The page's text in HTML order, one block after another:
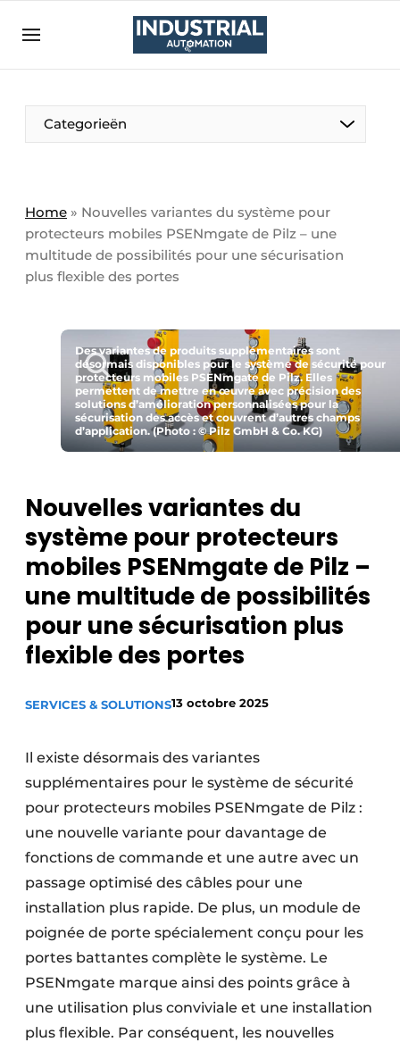
Contact
Direct contact
Emploi
Enregistrer une offre demploi
Entreprises
Merci de votre inscription
S’inscrire
Home
Meest gelezen
Newsletter
Podcasts
Privacy / Cookie statement
S’inscrire
Termes et conditions
Video’s
Categorieën
Home » Nouvelles variantes du système pour
protecteurs mobiles PSENmgate de Pilz – une
multitude de possibilités pour une sécurisation
plus flexible des portes
Des variantes de produits supplémentaires sont
désormais disponibles pour le système de sécurité pour
protecteurs mobiles PSENmgate de Pilz. Elles
permettent de mettre en œuvre avec précision des
solutions d’amélioration personnalisées pour la
sécurisation des accès et couvrent d’autres champs
d’application. (Photo : © Pilz GmbH & Co. KG)
Nouvelles variantes du
système pour protecteurs
mobiles PSENmgate de Pilz –
une multitude de possibilités
pour une sécurisation plus
flexible des portes
SERVICES & SOLUTIONS13 octobre 2025
Il existe désormais des variantes
supplémentaires pour le système de sécurité
pour protecteurs mobiles PSENmgate de Pilz :
une nouvelle variante pour davantage de
fonctions de commande et une autre avec un
passage optimisé des câbles pour une
installation plus rapide. De plus, un module de
poignée de porte spécialement conçu pour les
portes battantes complète le système. Le
PSENmgate marque ainsi des points grâce à
une utilisation plus conviviale et une installation
plus flexible. Par conséquent, les nouvelles